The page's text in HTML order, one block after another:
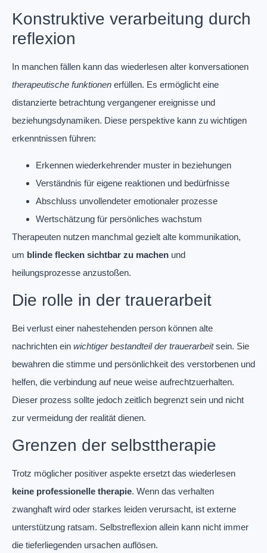
Konstruktive verarbeitung durch
reflexion
In manchen fällen kann das wiederlesen alter konversationen
therapeutische funktionen erfüllen. Es ermöglicht eine
distanzierte betrachtung vergangener ereignisse und
beziehungsdynamiken. Diese perspektive kann zu wichtigen
erkenntnissen führen:
Erkennen wiederkehrender muster in beziehungen
Verständnis für eigene reaktionen und bedürfnisse
Abschluss unvollendeter emotionaler prozesse
Wertschätzung für persönliches wachstum
Therapeuten nutzen manchmal gezielt alte kommunikation,
um blinde flecken sichtbar zu machen und
heilungsprozesse anzustoßen.
Die rolle in der trauerarbeit
Bei verlust einer nahestehenden person können alte
nachrichten ein wichtiger bestandteil der trauerarbeitsein. Sie
bewahren die stimme und persönlichkeit des verstorbenen und
helfen, die verbindung auf neue weise aufrechtzuerhalten.
Dieser prozess sollte jedoch zeitlich begrenzt sein und nicht
zur vermeidung der realität dienen.
Grenzen der selbsttherapie
Trotz möglicher positiver aspekte ersetzt das wiederlesen
keine professionelle therapie. Wenn das verhalten
zwanghaft wird oder starkes leiden verursacht, ist externe
unterstützung ratsam. Selbstreflexion allein kann nicht immer
die tieferliegenden ursachen auflösen.